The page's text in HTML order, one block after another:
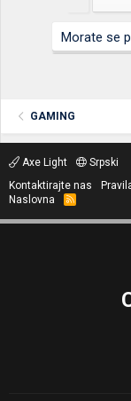
Morate se
GAMING
Axe Light
Srpski
Kontaktirajte nas
Naslovna
R
S